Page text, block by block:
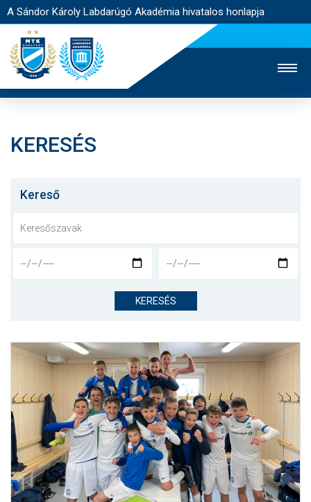
A Sándor Károly Labdarúgó Akadémia hivatalos honlapja
JEGYÉRTÉKESÍTÉS
NYITÓLAP
AKADÉMIA
MÉRKŐZÉSEK
GALÉRIA
JELENTKEZÉS
SZURKOLÓI ÉLMÉNYEK
VEZETŐSÉG
KERESÉS
Kereső
KERESÉS